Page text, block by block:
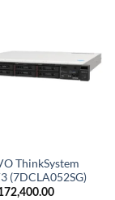
ThinkSystem
(7DCLA052SG)